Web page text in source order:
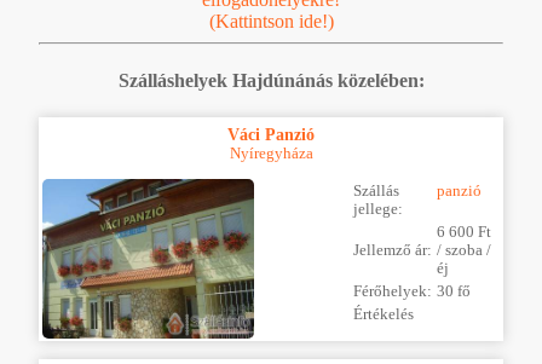
(Kattintson ide!)
Szálláshelyek Hajdúnánás közelében:
Váci Panzió
Nyíregyháza
Szállás
jellege:
panzió
Jellemző ár:
6 600 Ft
/ szoba /
éj
Férőhelyek: 30 fő
Értékelés